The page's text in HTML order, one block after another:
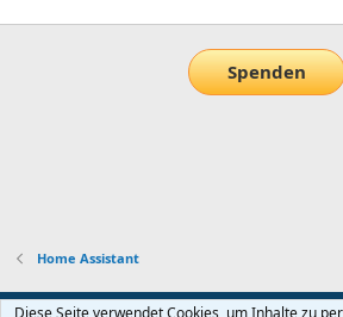
Spenden
Home Assistant
Default-Theme
Diese Seite verwendet Cookies, um Inhalte zu